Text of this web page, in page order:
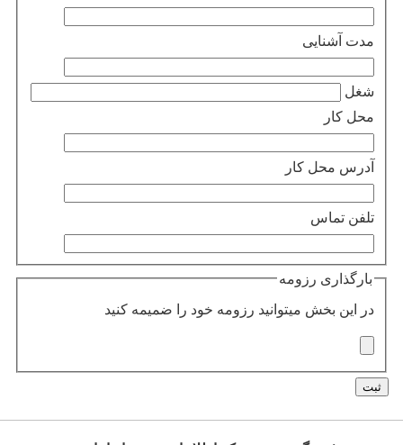
مدت آشنایی
شغل
محل کار
آدرس محل کار
تلفن تماس
بارگذاری رزومه
در این بخش میتوانید رزومه خود را ضمیمه کنید